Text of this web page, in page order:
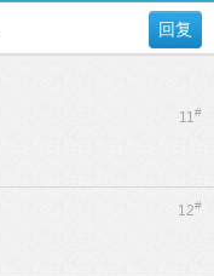
回复
11#
12#